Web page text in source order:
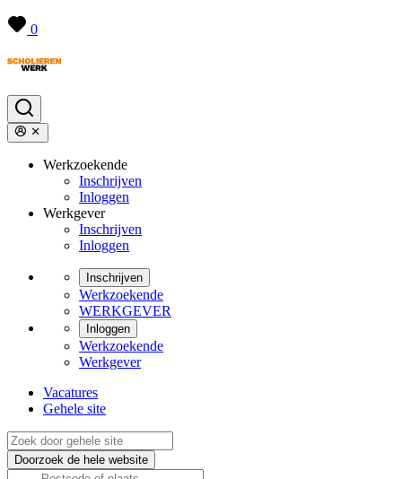
0
Werkzoekende
Inschrijven
Inloggen
Werkgever
Inschrijven
Inloggen
Inschrijven
Werkzoekende
WERKGEVER
Inloggen
Werkzoekende
Werkgever
Vacatures
Gehele site